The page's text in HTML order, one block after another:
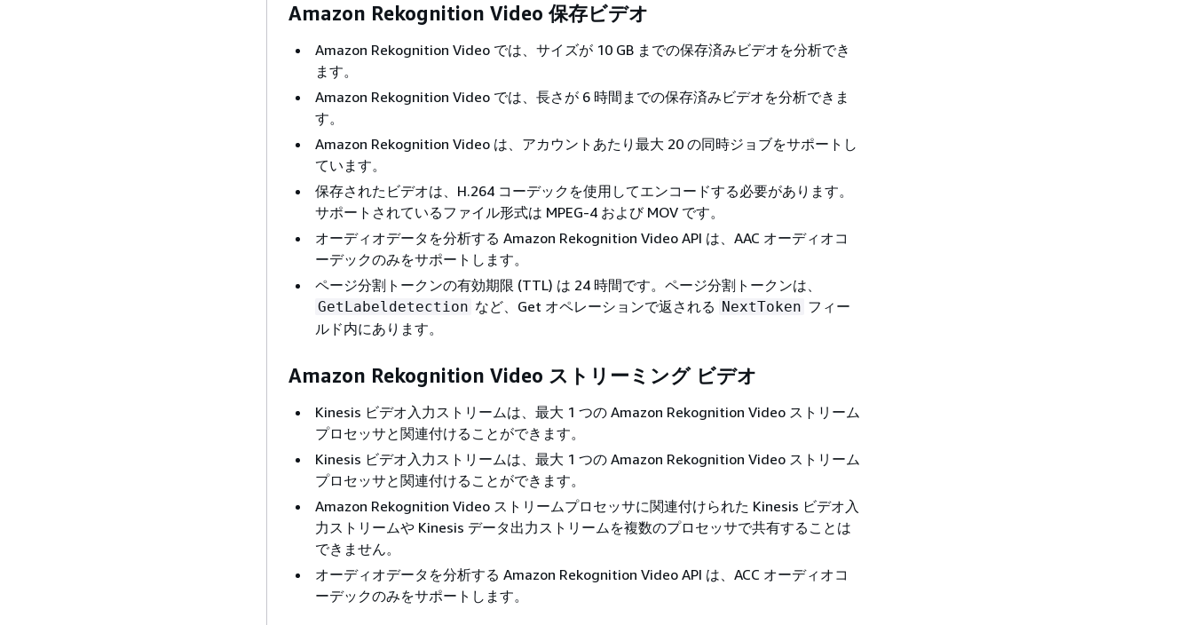
Amazon Rekognition Video 保存ビデオ
Amazon Rekognition Video では、サイズが 10 GB までの保存済みビデオを分析でき
ます。
Amazon Rekognition Video では、長さが 6 時間までの保存済みビデオを分析できま
す。
Amazon Rekognition Video は、アカウントあたり最大 20 の同時ジョブをサポートし
ています。
保存されたビデオは、H.264 コーデックを使用してエンコードする必要があります。
サポートされているファイル形式は MPEG-4 および MOV です。
オーディオデータを分析する Amazon Rekognition Video API は、AAC オーディオコ
ーデックのみをサポートします。
ページ分割トークンの有効期限 (TTL) は 24 時間です。ページ分割トークンは、
GetLabeldetection など、Get オペレーションで返される NextToken フィー
ルド内にあります。
Amazon Rekognition Video ストリーミング ビデオ
Kinesis ビデオ入力ストリームは、最大 1 つの Amazon Rekognition Video ストリーム
プロセッサと関連付けることができます。
Kinesis ビデオ入力ストリームは、最大 1 つの Amazon Rekognition Video ストリーム
プロセッサと関連付けることができます。
Amazon Rekognition Video ストリームプロセッサに関連付けられた Kinesis ビデオ入
力ストリームや Kinesis データ出力ストリームを複数のプロセッサで共有することは
できません。
オーディオデータを分析する Amazon Rekognition Video API は、ACC オーディオコ
ーデックのみをサポートします。